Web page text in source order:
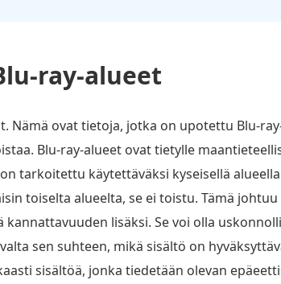
ray-alueet
Nämä ovat tietoja, jotka on upotettu Blu-
Blu-ray-alueet ovat tietylle
tarkoitettu käytettäväksi kyseisellä
toiselta alueelta, se ei toistu. Tämä
lisäksi. Se voi olla
sen suhteen, mikä sisältö on
sisältöä, jonka tiedetään olevan